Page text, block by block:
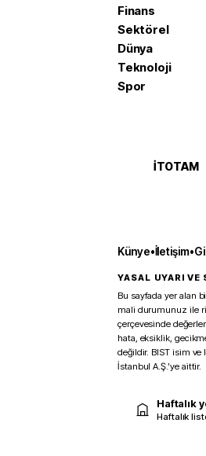
Finans
Sektörel
Dünya
Teknoloji
Spor
İTOTAM
Künye•İletişim•
YASAL UYARI VE
Bu sayfada yer alan
mali durumunuz ile
çerçevesinde
hata, eksiklik,
değildir. BIST isim ve
İstanbul A.Ş.’ye aittir.
Haftalık
Haftalık